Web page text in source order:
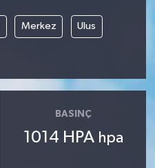
Merkez Ulus
BASINÇ
1014 HPA hpa